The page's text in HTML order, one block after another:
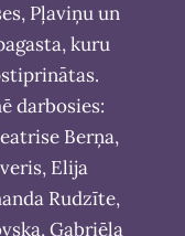
Pļaviņu un
kuru
darbosies:
Berņa,
Elija
Rudzīte,
Gabriēla